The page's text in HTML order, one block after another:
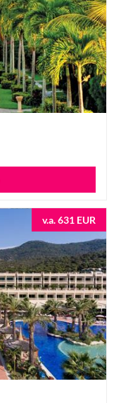
v.a. 631 EUR